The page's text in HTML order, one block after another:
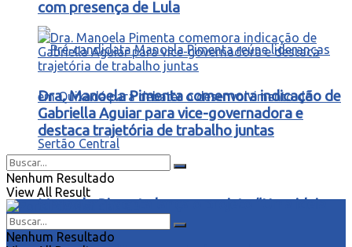
Manoela Pimenta lança o projeto “Uma ideia
com presença de Lula
Dra. Manoela Pimenta comemora indicação de
Gabriella Aguiar para vice-governadora e
destaca trajetória de trabalho juntas
Nenhum Resultado
View All Result
Nenhum Resultado